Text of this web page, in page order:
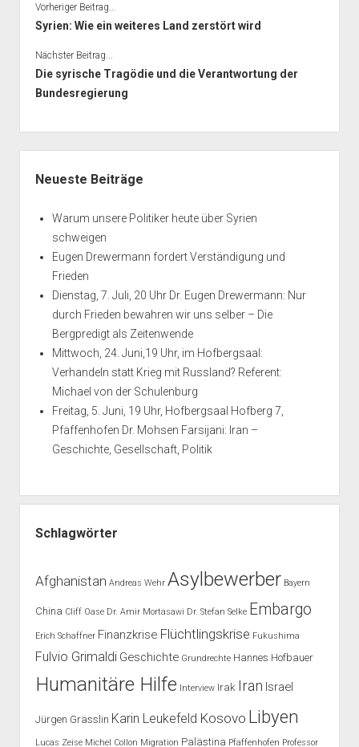
Vorheriger Beitrag...
Syrien: Wie ein weiteres Land zerstört wird
Nächster Beitrag...
Die syrische Tragödie und die Verantwortung der
Bundesregierung
Neueste Beiträge
Warum unsere Politiker heute über Syrien
schweigen
Eugen Drewermann fordert Verständigung und
Frieden
Dienstag, 7. Juli, 20 Uhr Dr. Eugen Drewermann: Nur
durch Frieden bewahren wir uns selber – Die
Bergpredigt als Zeitenwende
Mittwoch, 24. Juni,19 Uhr, im Hofbergsaal:
Verhandeln statt Krieg mit Russland? Referent:
Michael von der Schulenburg
Freitag, 5. Juni, 19 Uhr, Hofbergsaal Hofberg 7,
Pfaffenhofen Dr. Mohsen Farsijani: Iran –
Geschichte, Gesellschaft, Politik
Schlagwörter
Afghanistan Andreas Wehr Asylbewerber Bayern
China Cliff Oase Dr. Amir Mortasawi Dr. Stefan Selke Embargo
Erich Schaffner Finanzkrise Flüchtlingskrise Fukushima
Fulvio Grimaldi Geschichte Grundrechte Hannes Hofbauer
Humanitäre Hilfe Interview Irak Iran Israel
Jürgen Grässlin Karin Leukefeld Kosovo Libyen
Lucas Zeise Michel Collon Migration Palästina Pfaffenhofen Professor